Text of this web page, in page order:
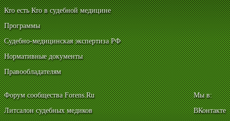
Кто есть Кто в судебной медицине
Программы
Судебно-медицинская экспертиза РФ
Нормативные документы
Правообладателям
Форум сообщества Forens.Ru
Литсалон судебных медиков
Мы в:
ВКонтакте